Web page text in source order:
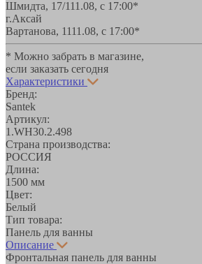
Шмидта, 17/111.08, с 17:00*
г.Аксай
Вартанова, 1111.08, с 17:00*
* Можно забрать в магазине,
если заказать сегодня
Характеристики
Бренд:
Santek
Артикул:
1.WH30.2.498
Страна производства:
РОССИЯ
Длина:
1500 мм
Цвет:
Белый
Тип товара:
Панель для ванны
Описание
Фронтальная панель для ванны